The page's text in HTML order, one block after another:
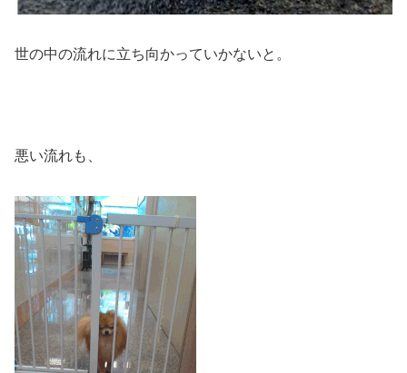
世の中の流れに立ち向かっていかないと。
悪い流れも、